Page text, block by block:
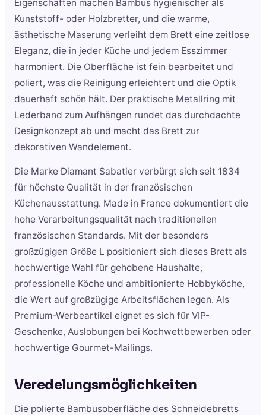
Eigenschaften machen Bambus hygienischer als
Kunststoff- oder Holzbretter, und die warme,
ästhetische Maserung verleiht dem Brett eine zeitlose
Eleganz, die in jeder Küche und jedem Esszimmer
harmoniert. Die Oberfläche ist fein bearbeitet und
poliert, was die Reinigung erleichtert und die Optik
dauerhaft schön hält. Der praktische Metallring mit
Lederband zum Aufhängen rundet das durchdachte
Designkonzept ab und macht das Brett zur
dekorativen Wandelement.
Die Marke Diamant Sabatier verbürgt sich seit 1834
für höchste Qualität in der französischen
Küchenausstattung. Made in France dokumentiert die
hohe Verarbeitungsqualität nach traditionellen
französischen Standards. Mit der besonders
großzügigen Größe L positioniert sich dieses Brett als
hochwertige Wahl für gehobene Haushalte,
professionelle Köche und ambitionierte Hobbyköche,
die Wert auf großzügige Arbeitsflächen legen. Als
Premium-Werbeartikel eignet es sich für VIP-
Geschenke, Auslobungen bei Kochwettbewerben oder
hochwertige Gourmet-Mailings.
Veredelungsmöglichkeiten
Die polierte Bambusoberfläche des Schneidebretts